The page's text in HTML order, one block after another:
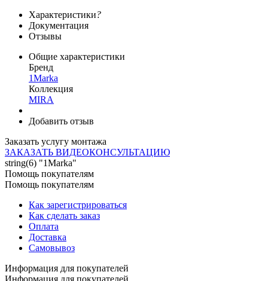
Характеристики?
Документация
Отзывы
Общие характеристики
Бренд
1Marka
Коллекция
MIRA
Добавить отзыв
Заказать услугу монтажа
ЗАКАЗАТЬ ВИДЕОКОНСУЛЬТАЦИЮ
string(6) "1Marka"
Помощь покупателям
Помощь покупателям
Как зарегистрироваться
Как сделать заказ
Оплата
Доставка
Самовывоз
Информация для покупателей
Информация для покупателей